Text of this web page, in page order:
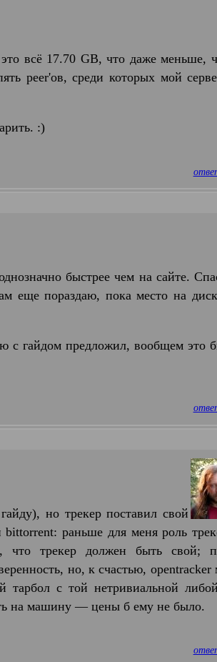
это всё 17.70 GB, что даже меньше,
peer'ов, среди которых мой
:)
быстрее чем на сайте.
еще пораздаю, пока место на
с гайдом предложил, вообщем это
но трекер поставил свой
bittorrent: раньше для меня роль
что трекер должен быть свой;
но, к счастью, opentracker
тарбол с той нетривиальной
на машину — цены б ему не было.